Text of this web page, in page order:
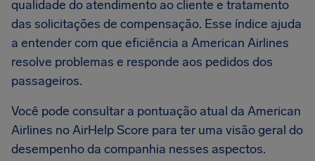
qualidade do atendimento ao cliente e tratamento
das solicitações de compensação. Esse índice ajuda
a entender com que eficiência a American Airlines
resolve problemas e responde aos pedidos dos
passageiros.
Você pode consultar a pontuação atual da American
Airlines no AirHelp Score para ter uma visão geral do
desempenho da companhia nesses aspectos.